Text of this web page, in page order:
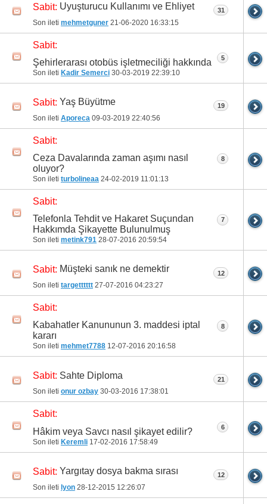
Sabit: Uyuşturucu Kullanımı ve Ehliyet
Son ileti mehmetguner 21-06-2020 16:33:15
31
Sabit:
Şehirlerarası otobüs işletmeciliği hakkında
Son ileti Kadir Semerci 30-03-2019 22:39:10
5
Sabit: Yaş Büyütme
Son ileti Aporeca 09-03-2019 22:40:56
19
Sabit:
Ceza Davalarında zaman aşımı nasıl
oluyor?
Son ileti turbolineaa 24-02-2019 11:01:13
8
Sabit:
Telefonla Tehdit ve Hakaret Suçundan
Hakkımda Şikayette Bulunulmuş
Son ileti metink791 28-07-2016 20:59:54
7
Sabit: Müşteki sanık ne demektir
Son ileti targetttttt 27-07-2016 04:23:27
12
Sabit:
Kabahatler Kanununun 3. maddesi iptal
kararı
Son ileti mehmet7788 12-07-2016 20:16:58
8
Sabit: Sahte Diploma
Son ileti onur ozbay 30-03-2016 17:38:01
21
Sabit:
Hâkim veya Savcı nasıl şikayet edilir?
Son ileti Keremli 17-02-2016 17:58:49
6
Sabit: Yargıtay dosya bakma sırası
Son ileti lyon 28-12-2015 12:26:07
12